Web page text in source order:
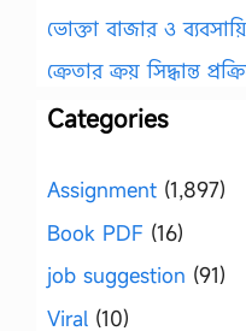
ভোক্তা বাজার ও
ক্রেতার ক্রয় সিদ্ধান্ত
Categories
Assignment (1,897)
Book PDF (16)
job suggestion (91)
Viral (10)